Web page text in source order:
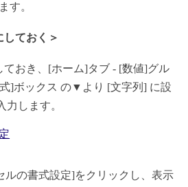
す。
しておく＞
ておき、[ホーム]タブ - [数値]グル
]ボックス の▼より [文字列] に設
力します。
ルの書式設定]をクリックし、表示